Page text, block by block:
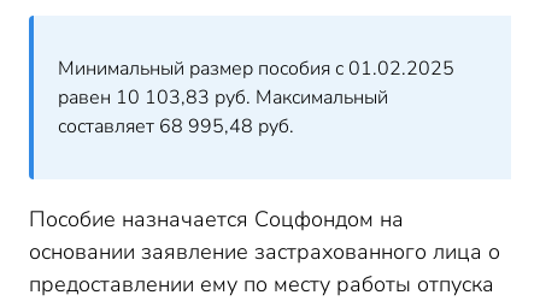
Минимальный размер пособия с 01.02.2025
равен 10 103,83 руб. Максимальный
составляет 68 995,48 руб.
Пособие назначается Соцфондом на
основании заявление застрахованного лица о
предоставлении ему по месту работы отпуска